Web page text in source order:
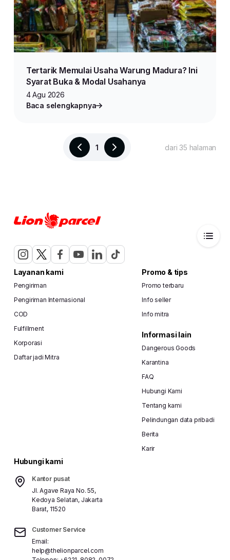
Tertarik Memulai Usaha Warung Madura? Ini
Syarat Buka & Modal Usahanya
4 Agu 2026
Baca selengkapnya
1 dari 35 halaman
Layanan kami
Pengiriman
Pengiriman Internasional
COD
Fulfillment
Korporasi
Daftar jadi Mitra
Promo & tips
Promo terbaru
Info seller
Info mitra
Informasi lain
Dangerous Goods
Karantina
FAQ
Hubungi Kami
Tentang kami
Pelindungan data pribadi
Berita
Karir
Hubungi kami
Kantor pusat
Jl. Agave Raya No. 55,
Kedoya Selatan, Jakarta
Barat, 11520
Customer Service
Email:
help@thelionparcel.com